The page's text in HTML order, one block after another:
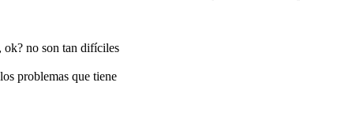
ok? no son tan difíciles
problemas que tiene